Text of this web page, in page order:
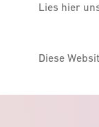
Lies hier
Diese